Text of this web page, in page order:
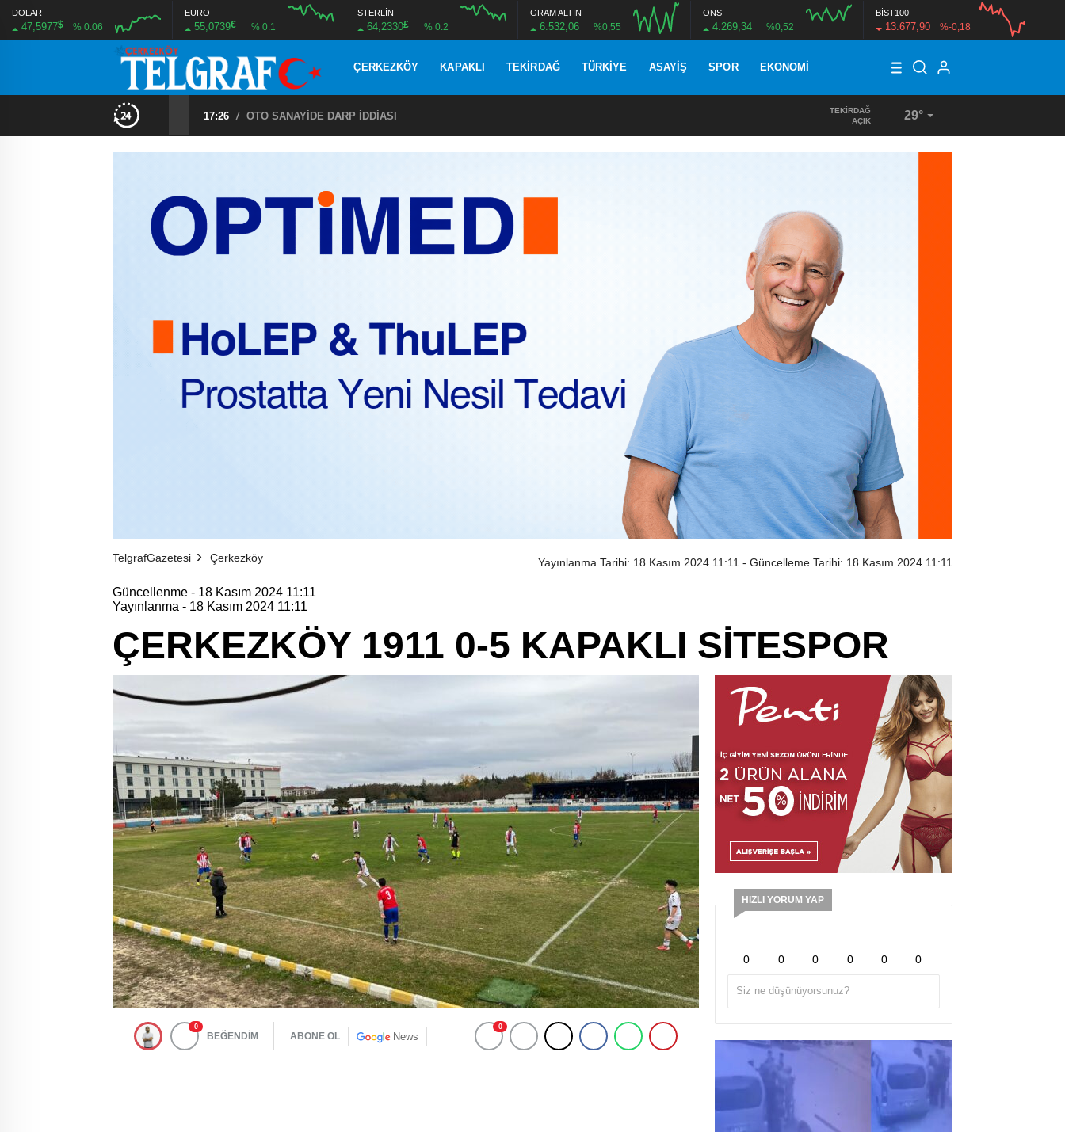
DOLAR
47,5977$ % 0.06
EURO
55,0739€ % 0.1
STERLİN
64,2330£ % 0.2
GRAM ALTIN
6.532,06 %0,55
ONS
4.269,34 %0,52
BİST100
13.677,90 %-0,18
ÇERKEZKÖY KAPAKLI TEKIRDAĞ TÜRKIYE ASAYIŞ SPOR EKONOMI
16:33 / HALK GÜNÜ’NDE YÜZ YÜZE ÇÖZÜM MESAİSİ KAPAKLI’YA 13 BİN TON ASFALT SERİLDİ
TEKIRDAĞ
AÇIK
29°
TelgrafGazetesi Çerkezköy Yayınlanma Tarihi: 18 Kasım 2024 11:11 - Güncelleme Tarihi: 18 Kasım 2024 11:11
Güncellenme - 18 Kasım 2024 11:11
Yayınlanma - 18 Kasım 2024 11:11
ÇERKEZKÖY 1911 0-5 KAPAKLI SİTESPOR
0
BEĞENDİM ABONE OL News
0
HIZLI YORUM YAP
0 0 0 0 0 0